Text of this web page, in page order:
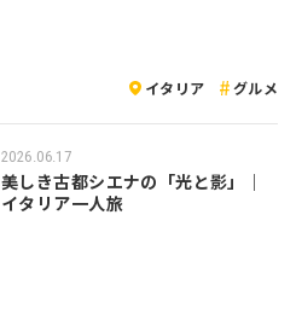
イタリア グルメ
2026.06.17
美しき古都シエナの「光と影」｜
イタリア一人旅